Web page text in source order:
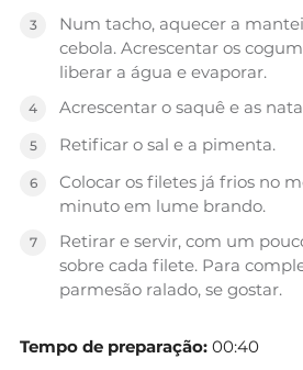
Num tacho, aquecer a
cebola. Acrescentar os
liberar a água e evaporar.
Acrescentar o saquê e as
Retificar o sal e a pimenta.
Colocar os filetes já frios no
minuto em lume brando.
Retirar e servir, com um
sobre cada filete. Para
parmesão ralado, se gostar.
Tempo de preparação: 00:40